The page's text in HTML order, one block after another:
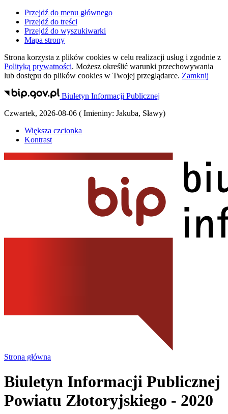
Przejdź do menu głównego
Przejdź do treści
Przejdź do wyszukiwarki
Mapa strony
Strona korzysta z plików cookies w celu realizacji usług i zgodnie z
Polityką prywatności. Możesz określić warunki przechowywania
lub dostępu do plików cookies w Twojej przeglądarce. Zamknij
Biuletyn Informacji Publicznej
Czwartek, 2026-08-06 ( Imieniny: Jakuba, Sławy)
Większa czcionka
Kontrast
Strona główna
Biuletyn Informacji Publicznej
Powiatu Złotoryjskiego - 2020